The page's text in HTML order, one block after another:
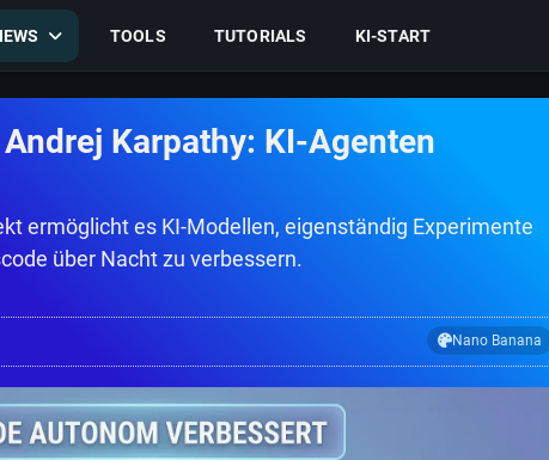
TOOLS TUTORIALS KI-START
Karpathy: KI-Agenten
ermöglicht es KI-Modellen, eigenständig Experimente
über Nacht zu verbessern.
Nano Banana